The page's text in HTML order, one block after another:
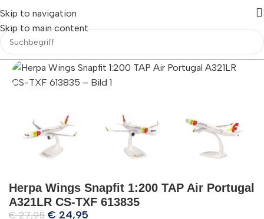
Skip to navigation
Skip to main content
Herpa Wings Snapfit 1:200 TAP Air Portugal
A321LR CS-TXF 613835
€27,95 € 24,95